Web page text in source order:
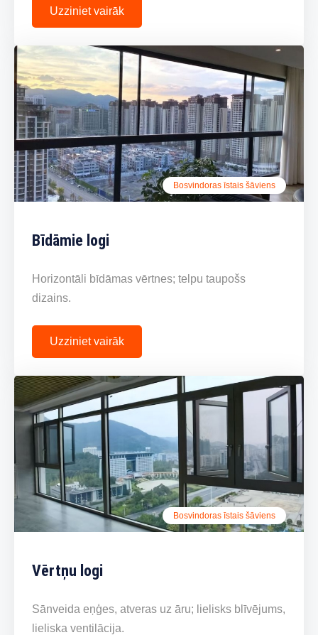
Uzziniet vairāk
Bosvindoras īstais šāviens
Bīdāmie logi
Horizontāli bīdāmas vērtnes; telpu taupošs
dizains.
Uzziniet vairāk
Bosvindoras īstais šāviens
Vērtņu logi
Sānveida eņģes, atveras uz āru; lielisks blīvējums,
lieliska ventilācija.